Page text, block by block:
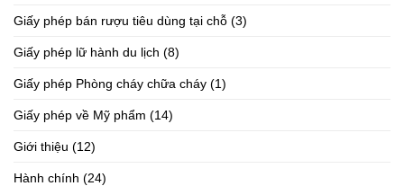
Giấy phép bán rượu tiêu dùng tại chỗ (3)
Giấy phép lữ hành du lịch (8)
Giấy phép Phòng cháy chữa cháy (1)
Giấy phép về Mỹ phẩm (14)
Giới thiệu (12)
Hành chính (24)